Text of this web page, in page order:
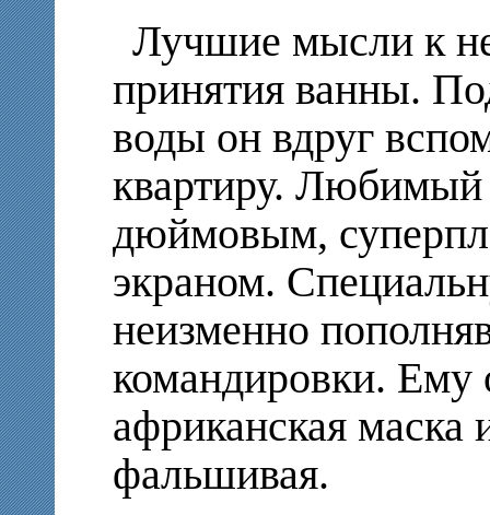
Лучшие мысли к
принятия ванны.
воды он вдруг
квартиру. Любимый
дюймовым,
экраном.
неизменно
командировки. Ему
африканская маска
фальшивая.